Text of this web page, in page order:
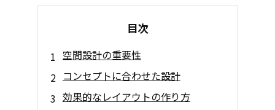
目次
空間設計の重要性
コンセプトに合わせた設計
効果的なレイアウトの作り方